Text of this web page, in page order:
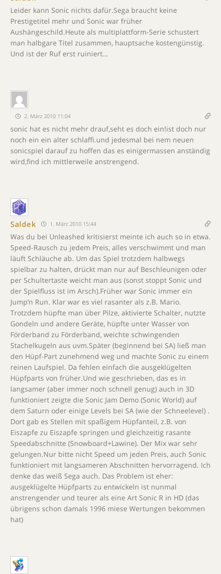
Leider kann Sonic nichts dafür.Sega braucht keine
Prestigetitel mehr und Sonic war früher
Aushängeschild.Heute als multiplattform-Serie schustert
man halbgare Titel zusammen, hauptsache kostengünstig.
Und ist der Ruf erst ruiniert…
2. März 2010 11:04
sonic hat es nicht mehr drauf,seht es doch ein!ist doch nur
noch ein ein alter schlaffi.und jedesmal bei nem neuen
sonicspiel darauf zu hoffen das es einigermassen anständig
wird,find ich mittlerweile anstrengend.
Saldek 1. März 2010 15:44
Was du bei Unleashed kritisierst meinte ich auch so in etwa.
Speed-Rausch zu jedem Preis, alles verschwimmt und man
läuft Schläuche ab. Um das Spiel trotzdem halbwegs
spielbar zu halten, drückt man nur auf Beschleunigen oder
per Schultertaste weicht man aus (sonst stoppt Sonic und
der Spielfluss ist im Arsch).Früher war Sonic immer ein
Jump’n Run. Klar war es viel rasanter als z.B. Mario.
Trotzdem hüpfte man über Pilze, aktivierte Schalter, nutzte
Gondeln und andere Geräte, hüpfte unter Wasser von
Förderband zu Förderband, weichte schwingenden
Stachelkugeln aus uvm.Später (beginnend bei SA) ließ man
den Hüpf-Part zunehmend weg und machte Sonic zu einem
reinen Laufspiel. Da fehlen einfach die ausgeklügelten
Hüpfparts von früher.Und wie geschrieben, das es in
langsamer (aber immer noch schnell genug) auch in 3D
funktioniert zeigte die Sonic Jam Demo (Sonic World) auf
dem Saturn oder einige Levels bei SA (wie der Schneelevel) .
Dort gab es Stellen mit spaßigem Hüpfanteil, z.B. von
Eiszapfe zu Eiszapfe springen und gleichzeitig rasante
Speedabschnitte (Snowboard+Lawine). Der Mix war sehr
gelungen.Nur bitte nicht Speed um jeden Preis, auch Sonic
funktioniert mit langsameren Abschnitten hervorragend. Ich
denke das weiß Sega auch. Das Problem ist eher:
ausgeklügelte Hüpfparts zu entwickeln ist nunmal
anstrengender und teurer als eine Art Sonic R in HD (das
übrigens schon damals 1996 miese Wertungen bekommen
hat)